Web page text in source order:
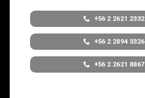
+56 2 2621 2332
+56 2 2894 3326
+56 2 2621 8867